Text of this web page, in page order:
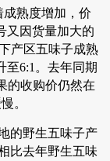
熟度增加，价
又因货量加大的
产区五味子成熟
至6:1。去年同期
的收购价仍然在
。
的野生五味子产
比去年野生五味